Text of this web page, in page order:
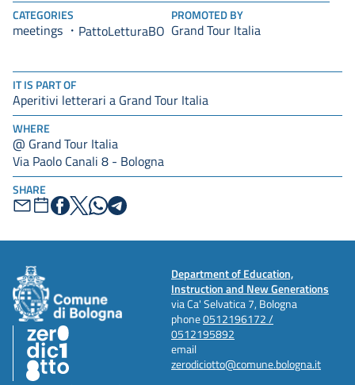
IT IS PART OF
Aperitivi letterari a Grand Tour Italia
WHERE
@ Grand Tour Italia
Via Paolo Canali 8 - Bologna
SHARE
CATEGORIES
meetings PattoLetturaBO
PROMOTED BY
Grand Tour Italia
Department of Education,
Instruction and New Generations
via Ca' Selvatica 7, Bologna
phone0512196172 /
0512195892
email
zerodiciotto@comune.bologna.it